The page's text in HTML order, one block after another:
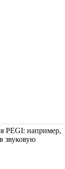
PEGI: например,
звуковую